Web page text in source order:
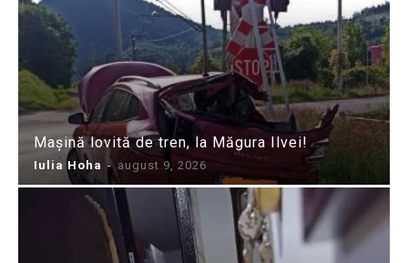
Mașină lovită de tren, la Măgura Ilvei!
Iulia Hoha - august 9, 2026